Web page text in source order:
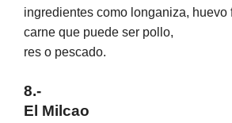
ingredientes como longaniza, huevo
carne que puede ser pollo,
res o pescado.
8.-
El Milcao